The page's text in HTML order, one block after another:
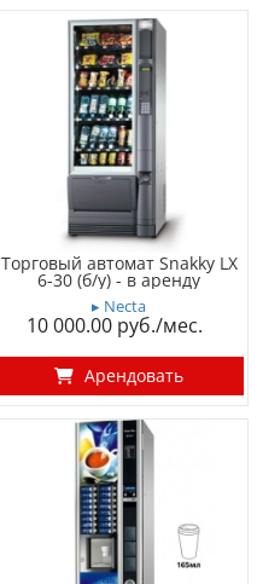
Торговый автомат Snakky LX
6-30 (б/у) - в аренду
▸ Necta
10 000.00
Арендовать